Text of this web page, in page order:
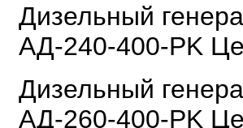
Дизельный
АД-240-400-РK
Дизельный
АД-260-400-РK